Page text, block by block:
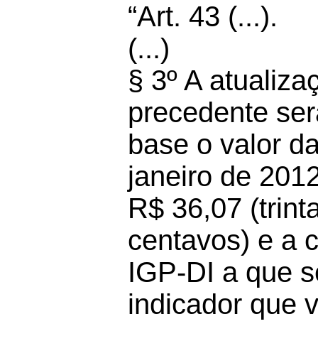
“Art. 43 (...).
(...)
§ 3º A
precedente
base o valor
janeiro de
R$ 36,07
centavos) e a
IGP-DI a que
indicador que